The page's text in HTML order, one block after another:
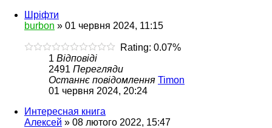
Шріфти
burbon » 01 червня 2024, 11:15
Rating: 0.07%
1 Відповіді
2491 Перегляди
Останнє повідомлення Timon
01 червня 2024, 20:24
Интересная книга
Алексей » 08 лютого 2022, 15:47